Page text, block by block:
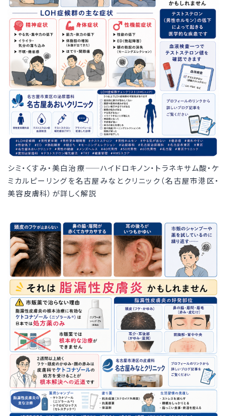
シミ・くすみ・美白治療——ハイドロキノン・トラネキサム酸・ケ
ミカルピーリングを名古屋みなとクリニック（名古屋市港区・
美容皮膚科）が詳しく解説